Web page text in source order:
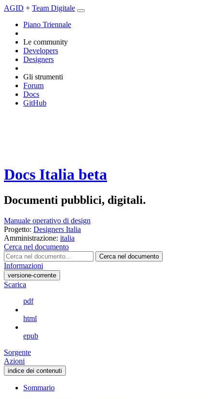
AGID + Team Digitale
Piano Triennale
Le community
Developers
Designers
Gli strumenti
Forum
Docs
GitHub
Docs Italia beta
Documenti pubblici, digitali.
Manuale operativo di design
Progetto: Designers Italia
Amministrazione: italia
Cerca nel documento
Cerca nel documento
Informazioni
versione-corrente
Scarica
pdf
html
epub
Sorgente
Azioni
indice dei contenuti
Sommario